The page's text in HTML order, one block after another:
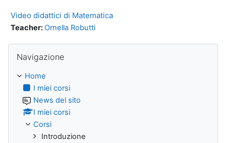
Video didattici di Matematica
Teacher:Ornella Robutti
Navigazione
Home
I miei corsi
News del sito
I miei corsi
Corsi
Introduzione